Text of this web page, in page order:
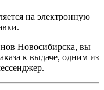
на электронную
Новосибирска, вы
к выдаче, одним из